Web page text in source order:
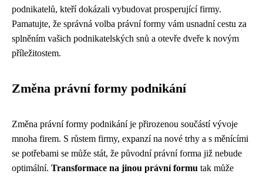
podnikatelů, kteří dokázali vybudovat prosperující firmy.
Pamatujte, že správná volba právní formy vám usnadní cestu za
splněním vašich podnikatelských snů a otevře dveře k novým
příležitostem.
Změna právní formy podnikání
Změna právní formy podnikání je přirozenou součástí vývoje
mnoha firem. S růstem firmy, expanzí na nové trhy a s měnícími
se potřebami se může stát, že původní právní forma již nebude
optimální. Transformace na jinou právní formu tak může